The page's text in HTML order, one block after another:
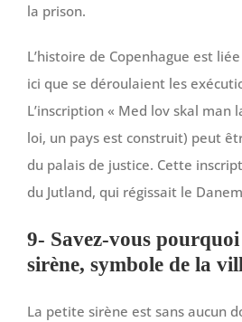
la prison.
L’histoire de Copenhague est
ici que se déroulaient les
L’inscription « Med lov skal man
loi, un pays est construit) peut
du palais de justice. Cette
du Jutland, qui régissait le
9- Savez-vous
sirène, symbole de la
La petite sirène est sans aucun